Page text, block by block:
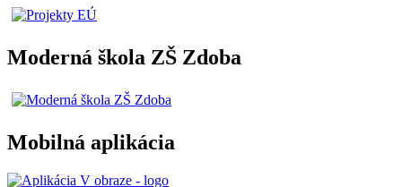
Moderná škola ZŠ Zdoba
Mobilná aplikácia